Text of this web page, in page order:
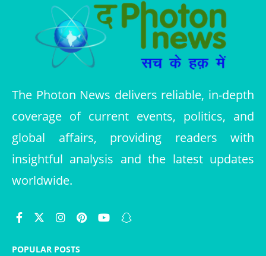
The Photon News delivers reliable, in-depth
coverage of current events, politics, and
global affairs, providing readers with
insightful analysis and the latest updates
worldwide.
POPULAR POSTS